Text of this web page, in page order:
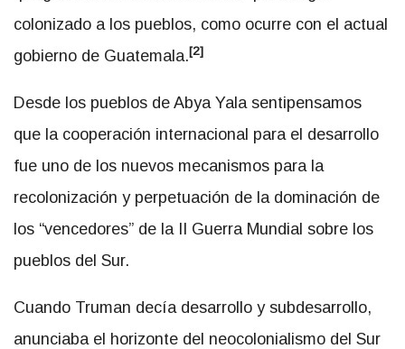
colonizado a los pueblos, como ocurre con el actual
gobierno de Guatemala.[2]
Desde los pueblos de Abya Yala sentipensamos
que la cooperación internacional para el desarrollo
fue uno de los nuevos mecanismos para la
recolonización y perpetuación de la dominación de
los “vencedores” de la II Guerra Mundial sobre los
pueblos del Sur.
Cuando Truman decía desarrollo y subdesarrollo,
anunciaba el horizonte del neocolonialismo del Sur